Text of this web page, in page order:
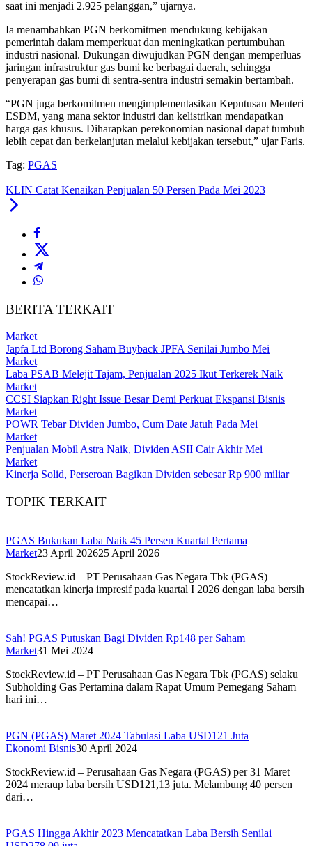
saat ini menjadi 2.925 pelanggan,” ujarnya.
Ia menambahkan PGN berkomitmen mendukung kebijakan
pemerintah dalam memperkuat dan meningkatkan pertumbuhan
industri nasional. Dukungan diwujudkan PGN dengan memperluas
jaringan infrastruktur gas bumi ke berbagai daerah, sehingga
penyerapan gas bumi di sentra-sentra industri semakin bertambah.
“PGN juga berkomitmen mengimplementasikan Keputusan Menteri
ESDM, yang mana sektor industri dan kelistrikan mendapatkan
harga gas khusus. Diharapkan perekonomian nasional dapat tumbuh
lebih cepat dan berkelanjutan melalui kebijakan tersebut,” ujar Faris.
Tag: PGAS
KLIN Catat Kenaikan Penjualan 50 Persen Pada Mei 2023
BERITA TERKAIT
Market
Japfa Ltd Borong Saham Buyback JPFA Senilai Jumbo Mei
Market
Laba PSAB Melejit Tajam, Penjualan 2025 Ikut Terkerek Naik
Market
CCSI Siapkan Right Issue Besar Demi Perkuat Ekspansi Bisnis
Market
POWR Tebar Dividen Jumbo, Cum Date Jatuh Pada Mei
Market
Penjualan Mobil Astra Naik, Dividen ASII Cair Akhir Mei
Market
Kinerja Solid, Perseroan Bagikan Dividen sebesar Rp 900 miliar
TOPIK TERKAIT
PGAS Bukukan Laba Naik 45 Persen Kuartal Pertama
Market23 April 202625 April 2026
StockReview.id – PT Perusahaan Gas Negara Tbk (PGAS)
mencatatkan kinerja impresif pada kuartal I 2026 dengan laba bersih
mencapai…
Sah! PGAS Putuskan Bagi Dividen Rp148 per Saham
Market31 Mei 2024
StockReview.id – PT Perusahaan Gas Negara Tbk (PGAS) selaku
Subholding Gas Pertamina dalam Rapat Umum Pemegang Saham
hari ini…
PGN (PGAS) Maret 2024 Tabulasi Laba USD121 Juta
Ekonomi Bisnis30 April 2024
StockReview.id – Perusahaan Gas Negara (PGAS) per 31 Maret
2024 meraup laba bersih USD121,13 juta. Melambung 40 persen
dari…
PGAS Hingga Akhir 2023 Mencatatkan Laba Bersih Senilai